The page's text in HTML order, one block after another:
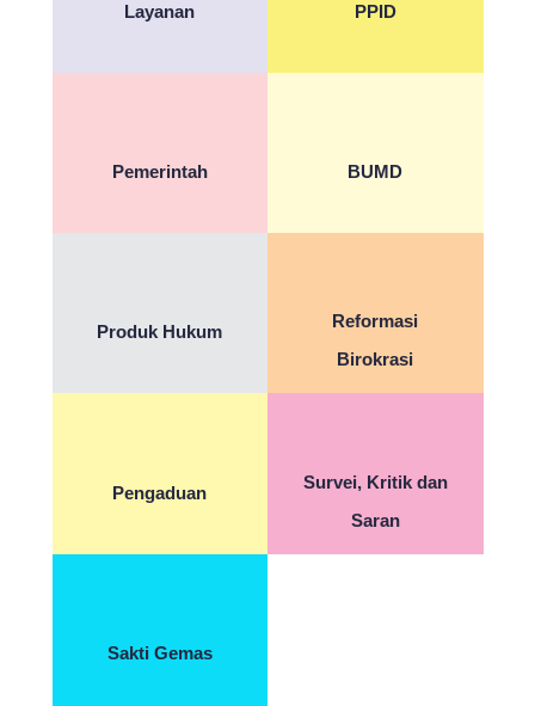
Layanan PPID
Pemerintah BUMD
Produk Hukum
Reformasi
Birokrasi
Pengaduan
Survei, Kritik dan
Saran
Sakti Gemas